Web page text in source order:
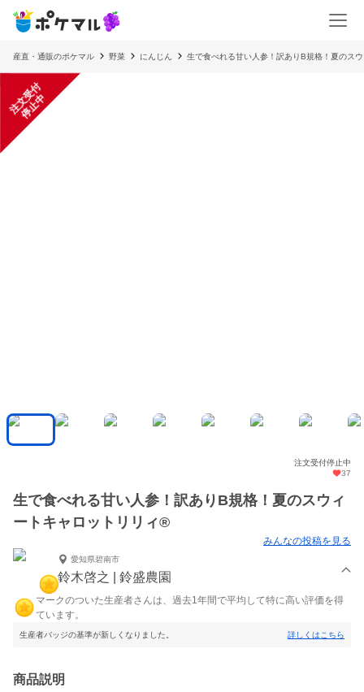
産直・通販のポケマル 野菜 にんじん 生で食べれる甘い人参！訳ありB規格！夏のス
注
文
受
付
停
止
中
注文受付停止中
37
生で食べれる甘い人参！訳ありB規格！夏のスウィ
ートキャロットリリィ®︎
みんなの投稿を見る
愛知県碧南市
鈴木啓之 | 鈴盛農園
マークのついた生産者さんは、過去1年間で平均して特に高い評価を得
ています。
生産者バッジの基準が新しくなりました。 詳しくはこちら
商品説明